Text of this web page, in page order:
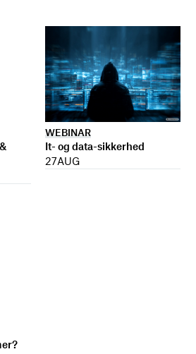
WEBINAR
It- og data-sikkerhed
27AUG